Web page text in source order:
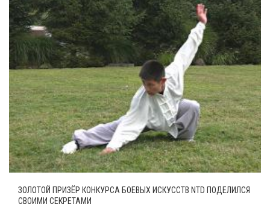
ЗОЛОТОЙ ПРИЗЁР КОНКУРСА БОЕВЫХ ИСКУССТВ NTD ПОДЕЛИЛСЯ
СВОИМИ СЕКРЕТАМИ